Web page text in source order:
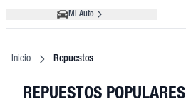
Mi Auto
Inicio Repuestos
REPUESTOS POPULARES